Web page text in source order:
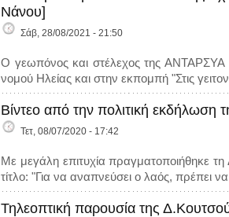
Νάνου]
Σάβ, 28/08/2021 - 21:50
Ο γεωπόνος και στέλεχος της ΑΝΤΑΡΣΥΑ
νομού Ηλείας και στην εκπομπή "Στις
Βίντεο από την πολιτική
Τετ, 08/07/2020 - 17:42
Με μεγάλη επιτυχία πραγματοποιήθηκε
τίτλο: "Για να αναπνεύσει ο λαός, πρέπει
Τηλεοπτική παρουσία της